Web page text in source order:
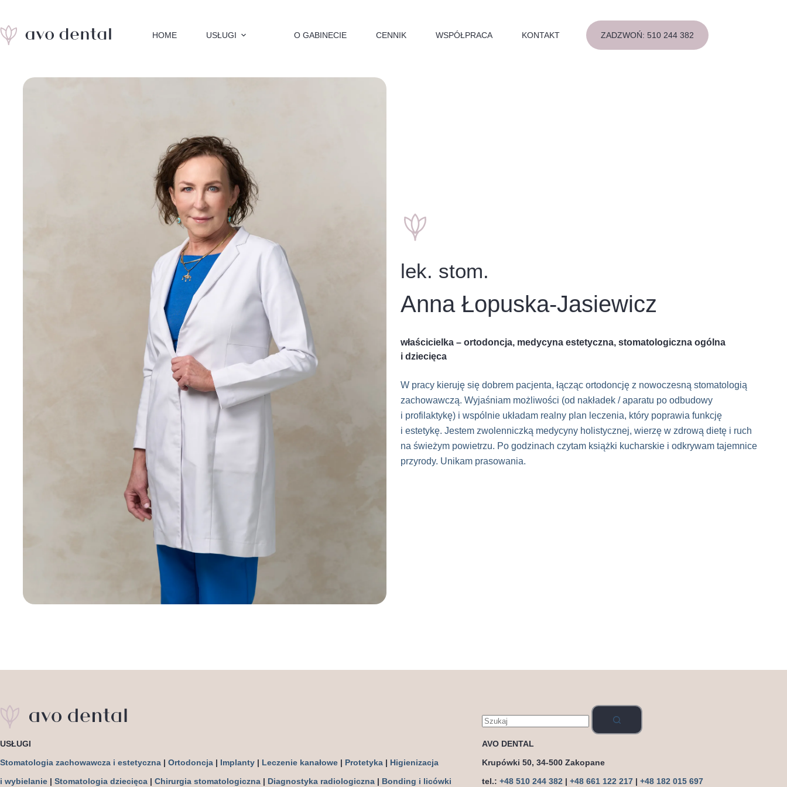
treści
HOME USŁUGI O GABINECIE CENNIK WSPÓŁPRACA KONTAKT ZADZWOŃ: 510 244 382
lek. stom.
Anna Łopuska-Jasiewicz
właścicielka – ortodoncja, medycyna estetyczna, stomatologiczna ogólna
i dziecięca
W pracy kieruję się dobrem pacjenta, łącząc ortodoncję z nowoczesną stomatologią
zachowawczą. Wyjaśniam możliwości (od nakładek / aparatu po odbudowy
i profilaktykę) i wspólnie układam realny plan leczenia, który poprawia funkcję
i estetykę. Jestem zwolenniczką medycyny holistycznej, wierzę w zdrową dietę i ruch
na świeżym powietrzu. Po godzinach czytam książki kucharskie i odkrywam tajemnice
przyrody. Unikam prasowania.
USŁUGI
Stomatologia zachowawcza i estetyczna | Ortodoncja | Implanty | Leczenie kanałowe | Protetyka | Higienizacja
i wybielanie | Stomatologia dziecięca | Chirurgia stomatologiczna | Diagnostyka radiologiczna | Bonding i licówki
AVO DENTAL
Krupówki 50, 34-500 Zakopane
tel.:+48 510 244 382 | +48 661 122 217 |+48 182 015 697